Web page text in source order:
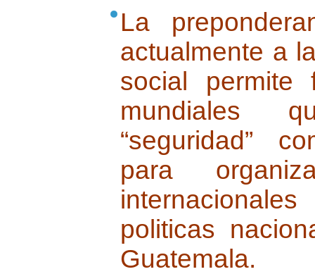
La
actualmente a
social permite
mundiales
“seguridad”
para
politicas
Guatemala.